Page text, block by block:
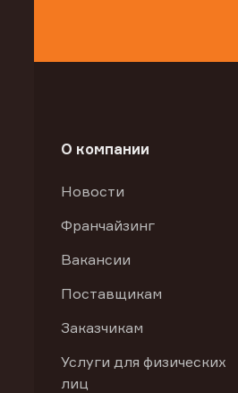
О компании
Новости
Франчайзинг
Вакансии
Поставщикам
Заказчикам
Услуги для физических
лиц